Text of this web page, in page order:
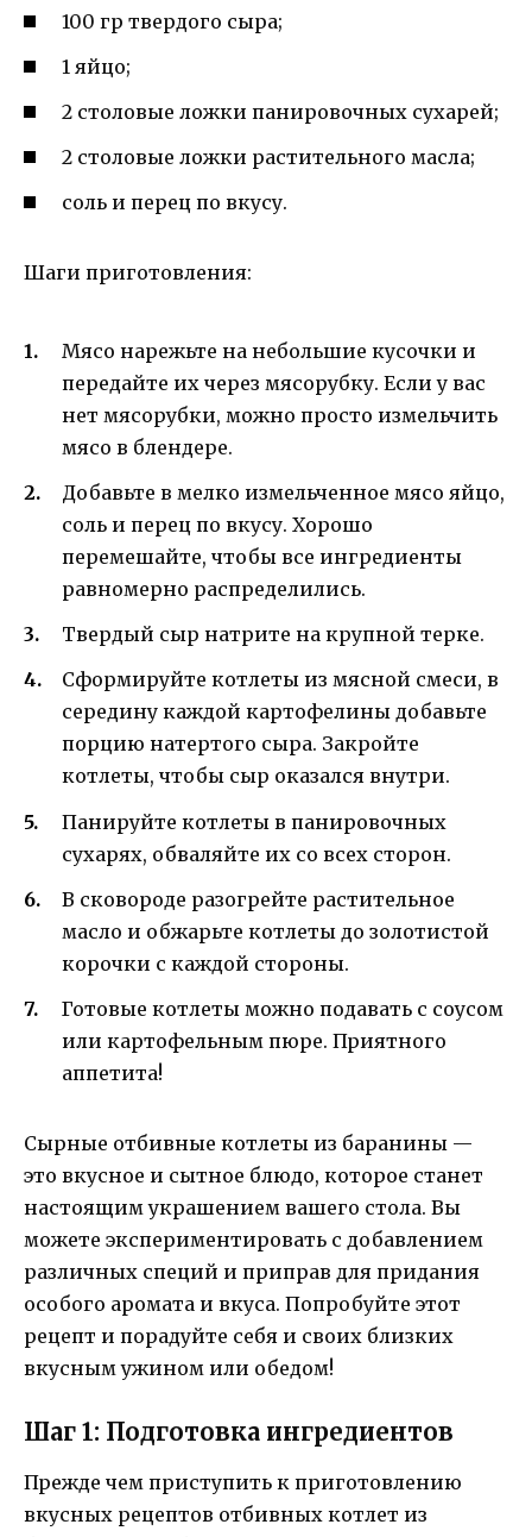
100 гр твердого сыра;
1 яйцо;
2 столовые ложки панировочных сухарей;
2 столовые ложки растительного масла;
соль и перец по вкусу.
Шаги приготовления:
Мясо нарежьте на небольшие кусочки и
передайте их через мясорубку. Если у вас
нет мясорубки, можно просто измельчить
мясо в блендере.
Добавьте в мелко измельченное мясо яйцо,
соль и перец по вкусу. Хорошо
перемешайте, чтобы все ингредиенты
равномерно распределились.
Твердый сыр натрите на крупной терке.
Сформируйте котлеты из мясной смеси, в
середину каждой картофелины добавьте
порцию натертого сыра. Закройте
котлеты, чтобы сыр оказался внутри.
Панируйте котлеты в панировочных
сухарях, обваляйте их со всех сторон.
В сковороде разогрейте растительное
масло и обжарьте котлеты до золотистой
корочки с каждой стороны.
Готовые котлеты можно подавать с соусом
или картофельным пюре. Приятного
аппетита!
Сырные отбивные котлеты из баранины —
это вкусное и сытное блюдо, которое станет
настоящим украшением вашего стола. Вы
можете экспериментировать с добавлением
различных специй и приправ для придания
особого аромата и вкуса. Попробуйте этот
рецепт и порадуйте себя и своих близких
вкусным ужином или обедом!
Шаг 1: Подготовка ингредиентов
Прежде чем приступить к приготовлению
вкусных рецептов отбивных котлет из